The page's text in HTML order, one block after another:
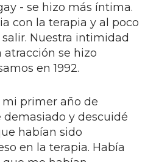
- se hizo más íntima.
con la terapia y al poco
Nuestra intimidad
se hizo
en 1992.
primer año de
y descuidé
habían sido
en la terapia. Había